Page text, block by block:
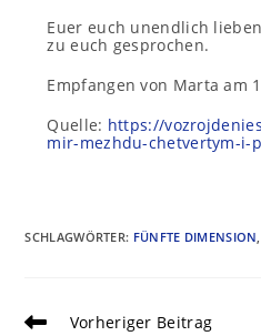
Euer euch unendlich
zu euch gesprochen.
Empfangen von Marta am
Quelle: https://
mir-mezhdu-chetvertym-i-
SCHLAGWÖRTER: FÜNFTE DIMENSION,
Vorheriger Beitrag